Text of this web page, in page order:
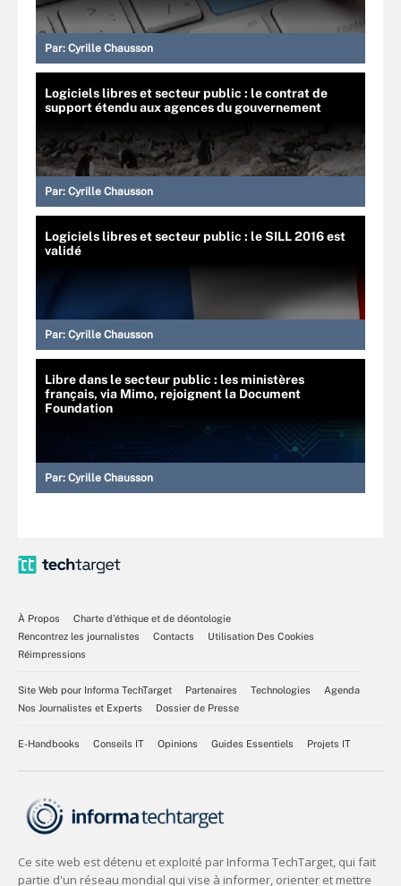
Par: Cyrille Chausson
Logiciels libres et secteur public : le contrat de
support étendu aux agences du gouvernement
Par: Cyrille Chausson
Logiciels libres et secteur public : le SILL 2016 est
validé
Par: Cyrille Chausson
Libre dans le secteur public : les ministères
français, via Mimo, rejoignent la Document
Foundation
Par: Cyrille Chausson
À Propos
Charte d’éthique et de déontologie
Rencontrez les journalistes
Contacts
Utilisation Des Cookies
Réimpressions
Site Web pour Informa TechTarget Partenaires Technologies
Agenda
Nos Journalistes et Experts
Dossier de Presse
E-Handbooks Conseils IT Opinions Guides Essentiels Projets IT